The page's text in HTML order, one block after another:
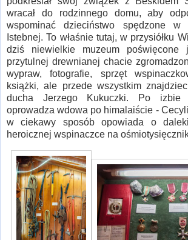
wracał do rodzinnego domu, aby
wspominać dzieciństwo spędzone
Istebnej. To właśnie tutaj, w przysiółku
dziś niewielkie muzeum poświęcone
przytulnej drewnianej chacie
wypraw, fotografie, sprzęt
książki, ale przede wszystkim
ducha Jerzego Kukuczki. Po izbie
oprowadza wdowa po himalaiście -
w ciekawy sposób opowiada o
heroicznej wspinaczce na